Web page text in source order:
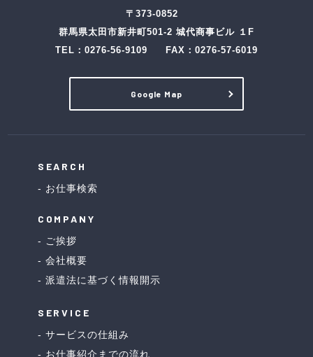
〒373-0852
群馬県太田市新井町501-2 城代商事ビル １F
TEL： 0276-56-9109 FAX：0276-57-6019
Google Map
SEARCH
お仕事検索
COMPANY
ご挨拶
会社概要
派遣法に基づく情報開示
SERVICE
サービスの仕組み
お仕事紹介までの流れ